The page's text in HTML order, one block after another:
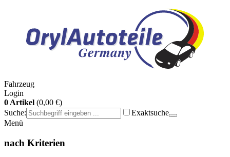
Fahrzeug
Login
0 Artikel (0,00 €)
Suche:
Exaktsuche
Menü
nach Kriterien